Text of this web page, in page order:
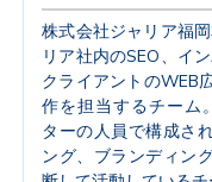
株式会社ジャリア福
リア社内のSEO、イ
クライアントのWEB
作を担当するチーム
ターの人員で構成さ
ング、ブランディン